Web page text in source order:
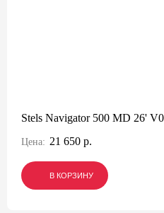
Stels Navigator 500 MD 26'
Цена: 21 650 р.
В КОРЗИНУ
В КОРЗИНУ
В КОРЗИНУ